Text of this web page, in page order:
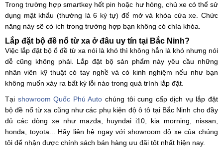
Trong trường hợp smartkey hết pin hoặc hư hỏng, chủ xe có thể sử
dụng mật khẩu (thường là 6 ký tự) để mở và khóa cửa xe. Chức
năng này sẽ có ích trong trường hợp bạn không có chìa khóa.
Lắp đặt bộ đề nổ từ xa ở đâu uy tín tại Bắc Ninh?
Việc lắp đặt bộ ổ đề từ xa nói là khó thì không hẳn là khó nhưng nói
dễ cũng không phải. Lắp đặt bộ sản phẩm này yêu cầu những
nhân viên kỹ thuật có tay nghề và có kinh nghiệm nếu như bạn
không muốn xảy ra bất kỳ lỗi nào trong quá trình lắp đặt.
Tại showroom Quốc Phú Auto chúng tôi cung cấp dịch vụ lắp đặt
bộ đề nổ từ xa cũng như các phụ kiện độ ô tô tại Bắc Ninh cho đầy
đủ các dòng xe như mazda, huyndai i10, kia morning, nissan,
honda, toyota... Hãy liên hệ ngay với showroom độ xe của chúng
tôi để nhận được chính sách bán hàng ưu đãi tôt nhất hiện nay.